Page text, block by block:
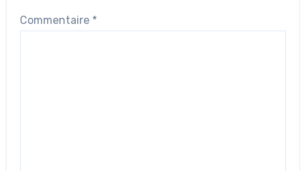
Commentaire *